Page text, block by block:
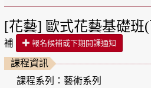
[花藝] 歐式花藝基礎班
補
報名候補或下期開課通知
課程資訊
課程系列：藝術系列